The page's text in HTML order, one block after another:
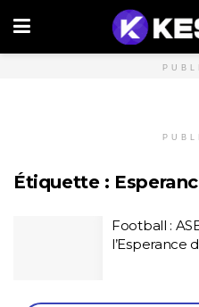
Étiquette :
Football :
l’Esperance